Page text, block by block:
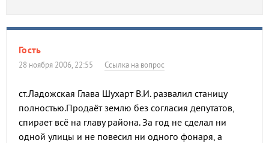
Гость
28 ноября 2006, 22:55 Ссылка на вопрос
ст.Ладожская Глава Шухарт В.И. развалил станицу
полностью.Продаёт землю без согласия депутатов,
спирает всё на главу района. За год не сделал ни
одной улицы и не повесил ни одного фонаря, а